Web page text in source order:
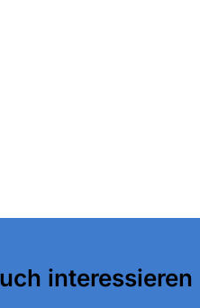
interessieren